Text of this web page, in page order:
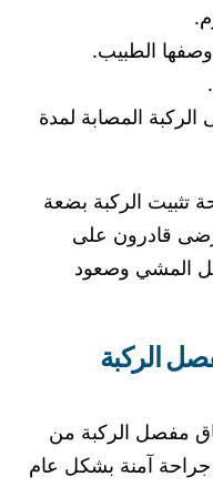
وصفها الطبيب.
المصابة لمدة
تثبيت الركبة بضعة
قادرون على
المشي وصعود
الركبة
مفصل الركبة من
آمنة بشكل عام